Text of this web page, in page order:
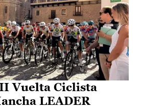
Vuelta Ciclista
LEADER